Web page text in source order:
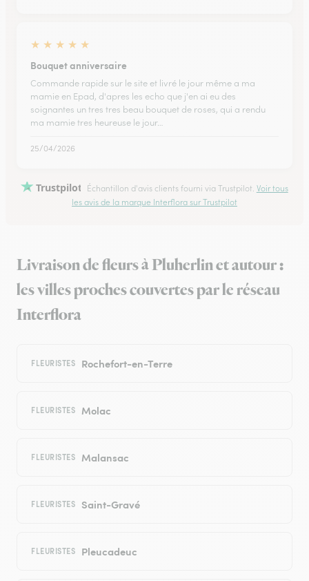
★ ★ ★ ★ ★
Bouquet anniversaire
Commande rapide sur le site et livré le jour même a ma
mamie en Epad, d'apres les echo que j'en ai eu des
soignantes un tres tres beau bouquet de roses, qui a rendu
ma mamie tres heureuse le jour…
25/04/2026
Trustpilot Échantillon d'avis clients fourni via Trustpilot. Voir tous
les avis de la marque Interflora sur Trustpilot
Livraison de fleurs à Pluherlin et autour :
les villes proches couvertes par le réseau
Interflora
FLEURISTES Rochefort-en-Terre
FLEURISTES Molac
FLEURISTES Malansac
FLEURISTES Saint-Gravé
FLEURISTES Pleucadeuc